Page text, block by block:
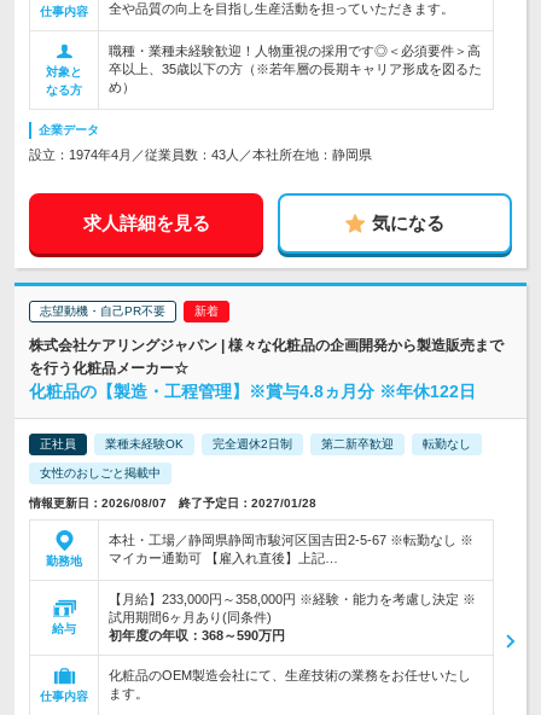
仕事内容
全や品質の向上を目指し生産活動を担っていただきます。
対象と
なる方
職種・業種未経験歓迎！人物重視の採用です◎＜必須要件＞高
卒以上、35歳以下の方（※若年層の長期キャリア形成を図るた
め）
企業データ
設立：1974年4月／従業員数：43人／本社所在地：静岡県
求人詳細を見る 気になる
志望動機・自己PR不要
株式会社ケアリングジャパン | 様々な化粧品の企画開発から製造販売まで
を行う化粧品メーカー☆
化粧品の【製造・工程管理】※賞与4.8ヵ月分 ※年休122日
正社員 業種未経験OK 完全週休2日制 第二新卒歓迎 転勤なし
女性のおしごと掲載中
情報更新日：2026/08/07 終了予定日：2027/01/28
勤務地
本社・工場／静岡県静岡市駿河区国吉田2-5-67 ※転勤なし ※
マイカー通勤可 【雇入れ直後】上記…
給与
【月給】233,000円～358,000円 ※経験・能力を考慮し決定 ※
試用期間6ヶ月あり(同条件)
初年度の年収： 368～590万円
仕事内容
化粧品のOEM製造会社にて、生産技術の業務をお任せいたし
ます。